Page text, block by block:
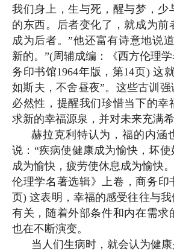
我们身上，生与死，醒与梦，少
的东西。后者变化了，就成为前
成为后者。”他还富有诗意地说
新的。”(周辅成编：《西方伦理
务印书馆1964年版，第14页) 这
如斯夫，不舍昼夜”。这些古训
必然性，提醒我们珍惜当下的幸
求新的幸福源泉，并对未来充满希
赫拉克利特认为，福的内涵
说：“疾病使健康成为愉快，坏
成为愉快，疲劳使休息成为愉快
伦理学名著选辑》上卷，商务印
页) 这表明，幸福的感受往往与
有关，随着外部条件和内在需求
也在不断演变。
当人们生病时，就会认为健